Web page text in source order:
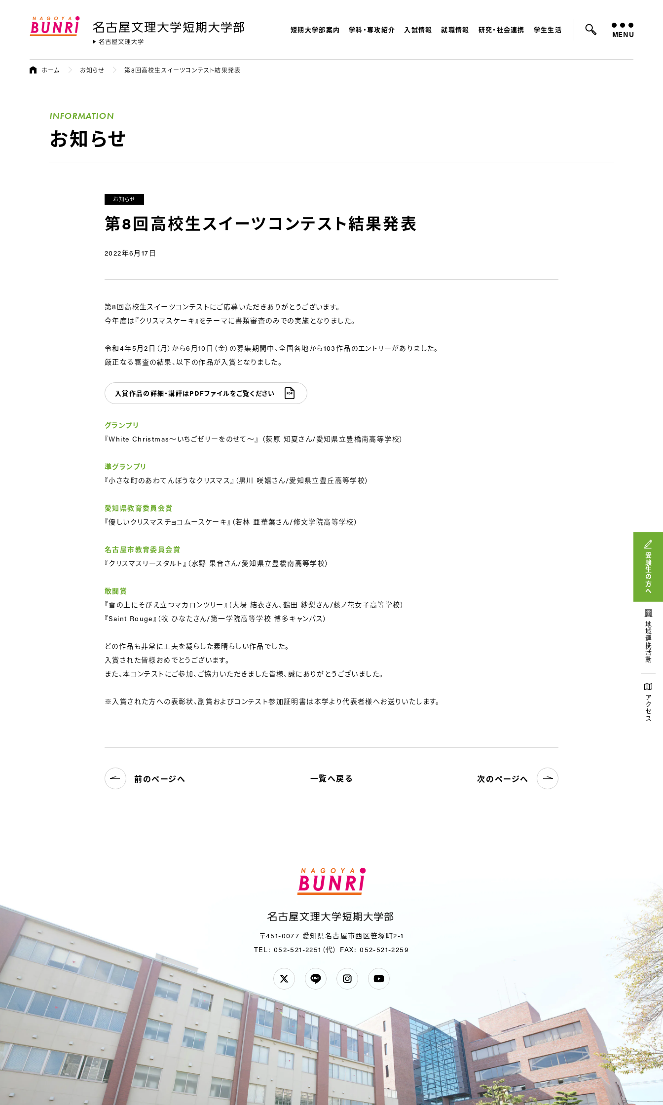
名古屋文理大学 短期大学部
短期大学部案内 学科・専攻紹介 入試情報 就職情報 研究・社会連携 学生生活
よく検索されているキーワード： 入試 学費 就職先 MENU
受験生の方へ
地域連携活動
アクセス
ホーム お知らせ 第8回高校生スイーツコンテスト結果発表
INFORMATION
お知らせ
お知らせ
第8回高校生スイーツコンテスト結果発表
2022年6月17日
第8回高校生スイーツコンテストにご応募いただきありがとうございます。
今年度は『クリスマスケーキ』をテーマに書類審査のみでの実施となりました。
令和4年5月2日（月）から6月10日（金）の募集期間中、全国各地から103作品のエントリーがありました。
厳正なる審査の結果、以下の作品が入賞となりました。
入賞作品の詳細・講評はPDFファイルをご覧ください
グランプリ
『White Christmas～いちごゼリーをのせて～』 （荻原 知夏さん/愛知県立豊橋南高等学校）
準グランプリ
『小さな町のあわてんぼうなクリスマス』（黒川 咲嬉さん/愛知県立豊丘高等学校）
愛知県教育委員会賞
『優しいクリスマスチョコムースケーキ』（若林 亜華葉さん/修文学院高等学校）
名古屋市教育委員会賞
『クリスマスリースタルト』（水野 果音さん/愛知県立豊橋南高等学校）
敢闘賞
『雪の上にそびえ立つマカロンツリー』（大場 結衣さん、鶴田 紗梨さん/藤ノ花女子高等学校）
『Saint Rouge』（牧 ひなたさん/第一学院高等学校 博多キャンパス）
どの作品も非常に工夫を凝らした素晴らしい作品でした。
入賞された皆様おめでとうございます。
また、本コンテストにご参加、ご協力いただきました皆様、誠にありがとうございました。
※入賞された方への表彰状、副賞およびコンテスト参加証明書は本学より代表者様へお送りいたします。
一覧へ戻る
前のページへ 次のページへ
〒451-0077 愛知県名古屋市西区笹塚町2-1
TEL: 052-521-2251（代） FAX: 052-521-2259
Twitter